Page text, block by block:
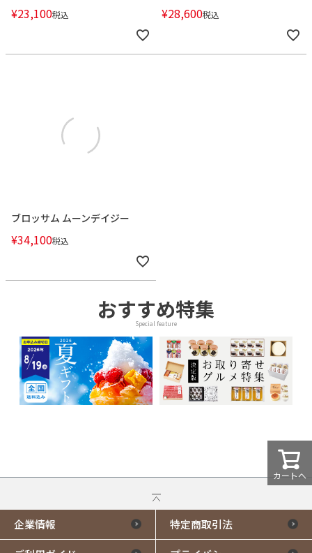
¥23,100税込 ¥28,600税込
ブロッサム ムーンデイジー
¥34,100税込
カートへ
おすすめ特集
Special feature
企業情報 特定商取引法